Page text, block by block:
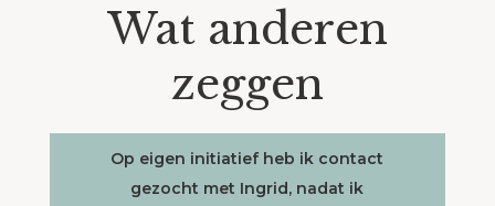
Wat anderen
zeggen
Op eigen initiatief heb ik contact
gezocht met Ingrid, nadat ik